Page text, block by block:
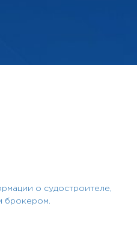
о судостроителе,
брокером.